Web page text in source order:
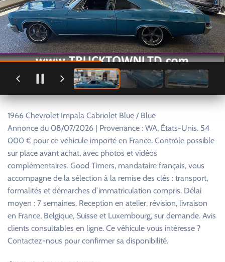
1966 Chevrolet Impala Cabriolet Blue / Blue
Annonce du 08/07/2026 | Provenance : WA, États-Unis. 54
000 € pour ce véhicule importé en France. Contrôle possible
sur place avant achat, avec photos et vidéos
complémentaires. Good Timers, mandataire français, vous
accompagne de la sélection à la remise des clés : transport,
formalités et démarches d’immatriculation compris. Délai
moyen : 7 semaines. Reception en atelier, révision, livraison
en France, Belgique, Suisse et Luxembourg, sur demande. Avis
clients consultables en ligne. Ce véhicule vous intéresse ?
Contactez-nous pour confirmer sa disponibilité.